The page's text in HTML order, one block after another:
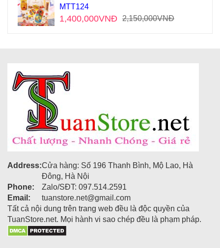
MTT124
2,150,000VNĐ
1,400,000VNĐ
Address:Cửa hàng: Số 196 Thanh Bình, Mộ Lao, Hà
Đông, Hà Nội
Phone:
Zalo/SĐT: 097.514.2591
Email:
tuanstore.net@gmail.com
Tất cả nội dung trên trang web đều là độc quyền của
TuanStore.net. Mọi hành vi sao chép đều là phạm pháp.